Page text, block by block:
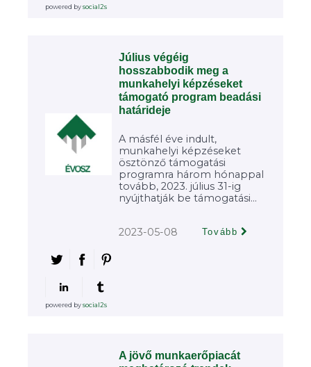
powered bysocial2s
Július végéig
hosszabbodik meg a
munkahelyi képzéseket
támogató program beadási
határideje
A másfél éve indult,
munkahelyi képzéseket
ösztönző támogatási
programra három hónappal
tovább, 2023. július 31-ig
nyújthatják be támogatási...
2023-05-08 Tovább
powered bysocial2s
A jövő munkaerőpiacát